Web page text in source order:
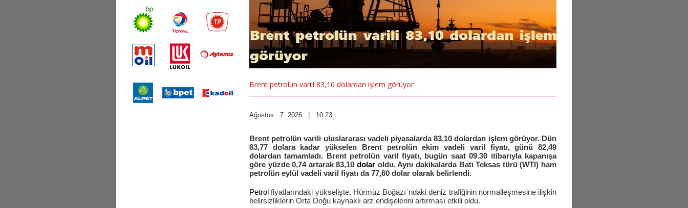
Brent petrolün varili 83,10 dolardan işlem görüyor
Ağustos 7 2026 | 10:23
Brent petrolün varili uluslararası vadeli piyasalarda 83,10 dolardan işlem görüyor. Dün
83,77 dolara kadar yükselen Brent petrolün ekim vadeli varil fiyatı, günü 82,49
dolardan tamamladı. Brent petrolün varil fiyatı, bugün saat 09.30 itibarıyla kapanışa
göre yüzde 0,74 artarak 83,10dolar oldu. Aynı dakikalarda Batı Teksas türü (WTI) ham
petrolün eylül vadeli varil fiyatı da 77,60 dolar olarak belirlendi.
Petrol fiyatlarındaki yükselişte, Hürmüz Boğazı΄ndaki deniz trafiğinin normalleşmesine ilişkin
belirsizliklerin Orta Doğu kaynaklı arz endişelerini artırması etkili oldu.